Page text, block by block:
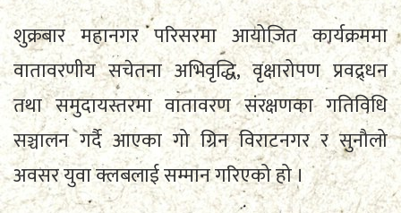
शुक्रबार महानगर परिसरमा आयोजित कार्यक्रममा
वातावरणीय सचेतना अभिवृद्धि, वृक्षारोपण प्रवद्र्धन
तथा समुदायस्तरमा वातावरण संरक्षणका गतिविधि
सञ्चालन गर्दै आएका गो ग्रिन विराटनगर र सुनौलो
अवसर युवा क्लबलाई सम्मान गरिएको हो ।